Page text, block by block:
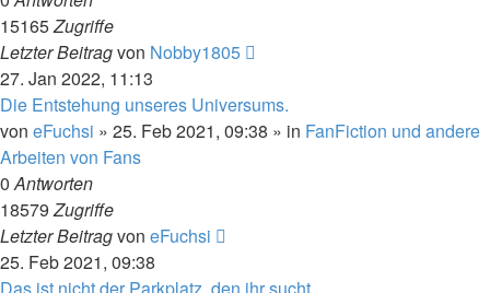
15165Zugriffe
Letzter Beitragvon Nobby1805
27. Jan 2022, 11:13
Die Entstehung unseres Universums.
von eFuchsi » 25. Feb 2021, 09:38 » in FanFiction und andere
Arbeiten von Fans
0Antworten
18579Zugriffe
Letzter Beitragvon eFuchsi
25. Feb 2021, 09:38